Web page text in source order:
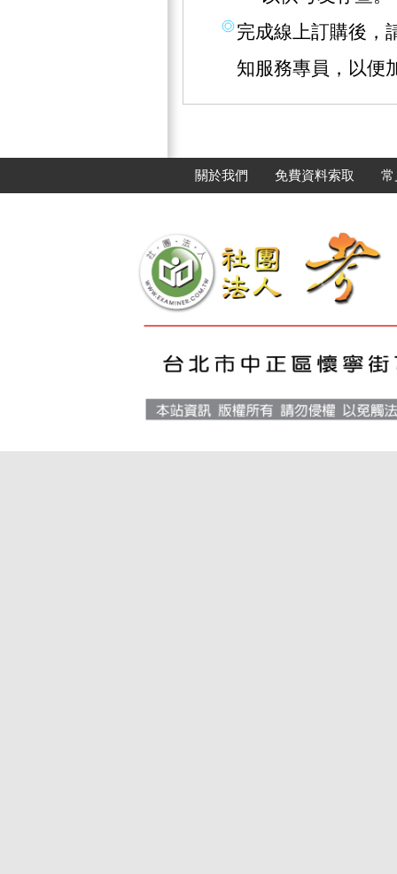
完成線上訂購後，
知服務專員，以便
關於我們 免費資料索取 常